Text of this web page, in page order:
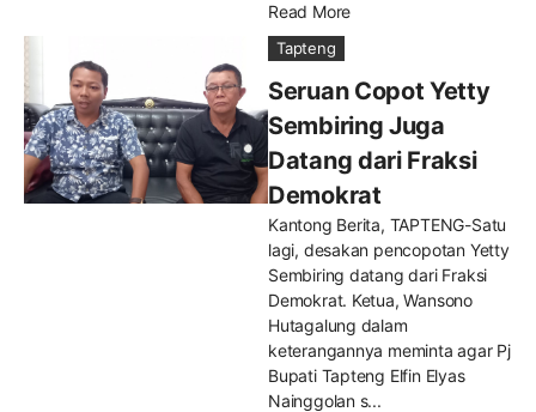
Read More
Tapteng
Seruan Copot Yetty
Sembiring Juga
Datang dari Fraksi
Demokrat
Kantong Berita, TAPTENG-Satu
lagi, desakan pencopotan Yetty
Sembiring datang dari Fraksi
Demokrat. Ketua, Wansono
Hutagalung dalam
keterangannya meminta agar Pj
Bupati Tapteng Elfin Elyas
Nainggolan s...